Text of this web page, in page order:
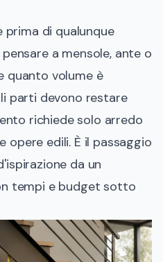
prima di qualunque
a mensole, ante o
quanto volume è
parti devono restare
richiede solo arredo
opere edili. È il passaggio
da un
tempi e budget sotto